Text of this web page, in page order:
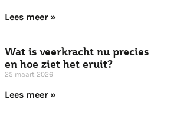
Lees meer »
Wat is veerkracht nu precies
en hoe ziet het eruit?
25 maart 2026
Lees meer »